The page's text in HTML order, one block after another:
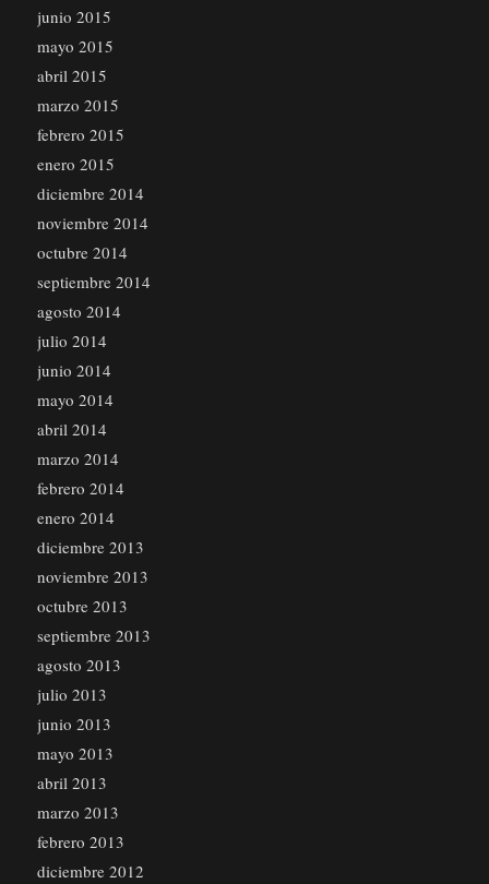
junio 2015
mayo 2015
abril 2015
marzo 2015
febrero 2015
enero 2015
diciembre 2014
noviembre 2014
octubre 2014
septiembre 2014
agosto 2014
julio 2014
junio 2014
mayo 2014
abril 2014
marzo 2014
febrero 2014
enero 2014
diciembre 2013
noviembre 2013
octubre 2013
septiembre 2013
agosto 2013
julio 2013
junio 2013
mayo 2013
abril 2013
marzo 2013
febrero 2013
diciembre 2012